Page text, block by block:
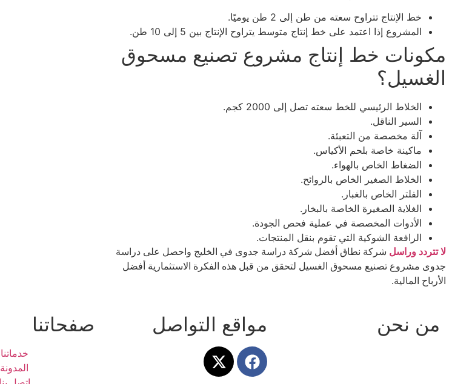
خط الإنتاج تتراوح سعته من طن إلى 2 طن يوميًا.
المشروع إذا اعتمد على خط إنتاج متوسط يتراوح الإنتاج بين 5 إلى 10 طن.
مكونات خط إنتاج مشروع تصنيع مسحوق
الغسيل؟
الخلاط الرئيسي للخط سعته تصل إلى 2000 كجم.
السير الناقل.
آلة مخصصة من التعبئة.
ماكينة خاصة بلحم الأكياس.
الضغاط الخاص بالهواء.
الخلاط الصغير الخاص بالروائح.
الفلتر الخاص بالغبار.
الغلاية الصغيرة الخاصة بالبخار.
الأدوات المخصصة في عملية فحص الجودة.
الرافعة الشوكية التي تقوم بنقل المنتجات.
لا تتردد وراسل شركة نطاق أفضل شركة دراسة جدوى في الخليج واحصل على دراسة
جدوى مشروع تصنيع مسحوق الغسيل لتحقق من قبل هذه الفكرة الاستثمارية أفضل
الأرباح المالية.
من نحن مواقع التواصل صفحاتنا
خدماتنا
المدونة